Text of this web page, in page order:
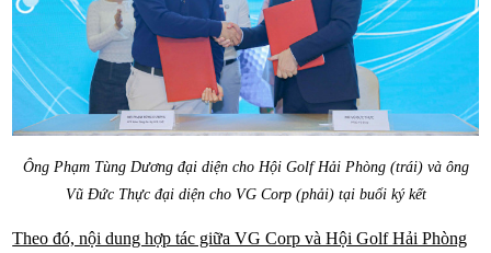
Ông Phạm Tùng Dương đại diện cho Hội Golf Hải Phòng (trái) và ông
Vũ Đức Thực đại diện cho VG Corp (phải) tại buổi ký kết
Theo đó, nội dung hợp tác giữa VG Corp và Hội Golf Hải Phòng